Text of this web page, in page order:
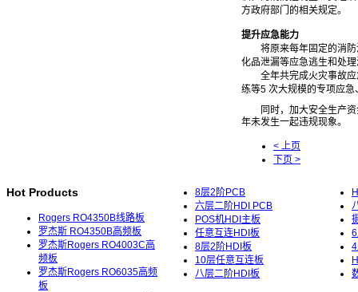
方政府部门的相关规定。
提升应急能力
将原来每年固定的消防
化品泄漏等应急逃生和处
全年共完成火灾事故应
练等5 次大规模的专项应
同时，加大安全生产资
年未发生一起违规现象。
< 上页
下页 >
Hot Products
Rogers RO4350B线路板
罗杰斯 RO4350B高频板
罗杰斯Rogers RO4003C高
频板
罗杰斯Rogers RO6035高频
板
8层2阶PCB
六层二阶HDI PCB
POS机HDI主板
任意互连HDI板
8层2阶HDI板
10层任意互连板
八层二阶HDI板